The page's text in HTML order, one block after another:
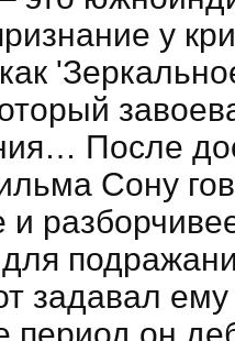
у
После
Сону
и
задавал
период он